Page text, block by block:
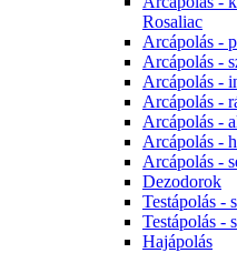
Rosaliac
Arcápolás -
Arcápolás -
Arcápolás -
Arcápolás -
Arcápolás -
Arcápolás -
Arcápolás -
Dezodorok
Testápolás -
Testápolás -
Hajápolás